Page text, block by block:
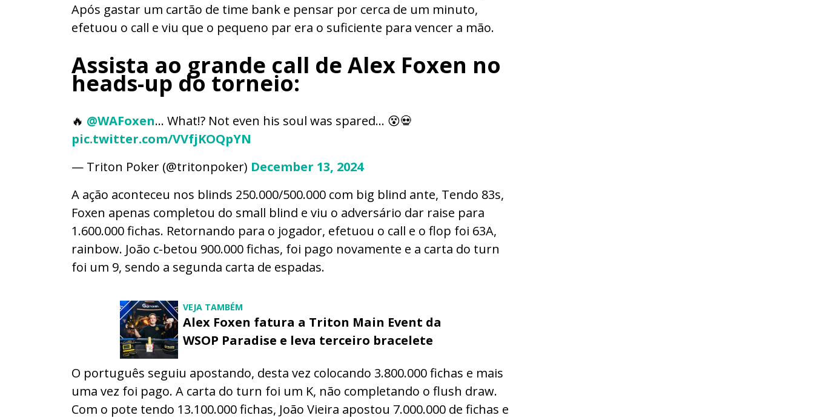
Após gastar um cartão de time bank e pensar por cerca de um minuto,
efetuou o call e viu que o pequeno par era o suficiente para vencer a mão.
Assista ao grande call de Alex Foxen no
heads-up do torneio:
🔥 @WAFoxen… What!? Not even his soul was spared… 😵💀
pic.twitter.com/VVfjKOQpYN
— Triton Poker (@tritonpoker) December 13, 2024
A ação aconteceu nos blinds 250.000/500.000 com big blind ante, Tendo 83s,
Foxen apenas completou do small blind e viu o adversário dar raise para
1.600.000 fichas. Retornando para o jogador, efetuou o call e o flop foi 63A,
rainbow. João c-betou 900.000 fichas, foi pago novamente e a carta do turn
foi um 9, sendo a segunda carta de espadas.
VEJA TAMBÉM
Alex Foxen fatura a Triton Main Event da
WSOP Paradise e leva terceiro bracelete
O português seguiu apostando, desta vez colocando 3.800.000 fichas e mais
uma vez foi pago. A carta do turn foi um K, não completando o flush draw.
Com o pote tendo 13.100.000 fichas, João Vieira apostou 7.000.000 de fichas e